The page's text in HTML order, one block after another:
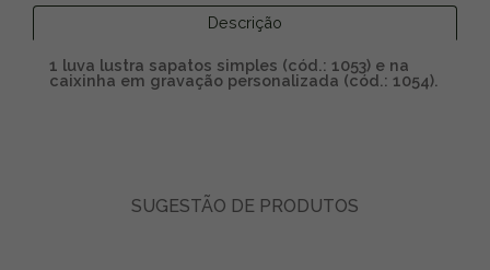
Descrição
1 luva lustra sapatos simples (cód.: 1053) e na
caixinha em gravação personalizada (cód.: 1054).
SUGESTÃO DE PRODUTOS